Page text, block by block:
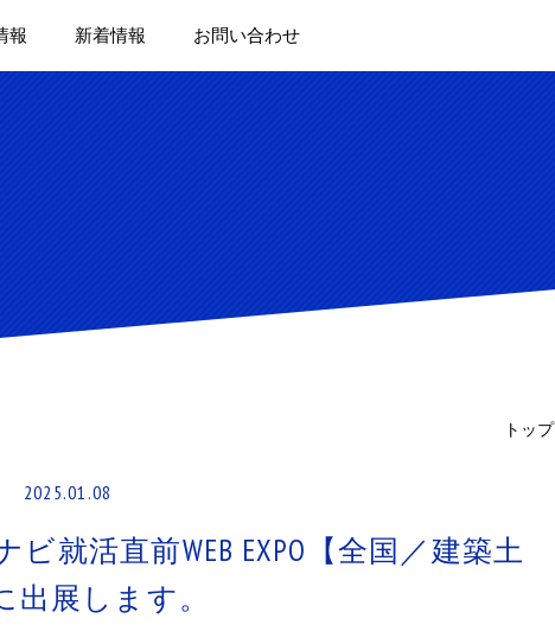
報 新着情報 お問い合わせ
トップ
2025.01.08
ビ就活直前WEB EXPO【全国／建築土
出展します。